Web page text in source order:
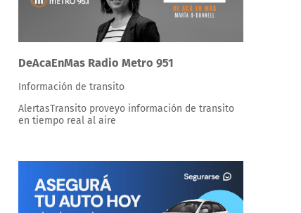
DeAcaEnMas Radio Metro 951
Información de transito
AlertasTransito proveyo información de transito
en tiempo real al aire